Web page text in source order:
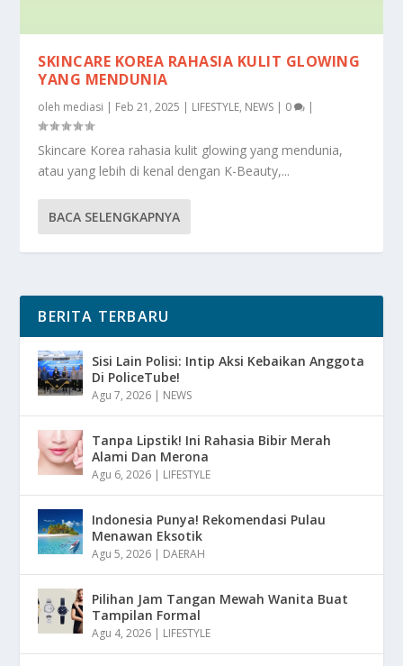
SKINCARE KOREA RAHASIA KULIT GLOWING
YANG MENDUNIA
oleh mediasi | Feb 21, 2025 | LIFESTYLE, NEWS | 0 |
Skincare Korea rahasia kulit glowing yang mendunia,
atau yang lebih di kenal dengan K-Beauty,...
BACA SELENGKAPNYA
BERITA TERBARU
Sisi Lain Polisi: Intip Aksi Kebaikan Anggota
Di PoliceTube!
Agu 7, 2026 | NEWS
Tanpa Lipstik! Ini Rahasia Bibir Merah
Alami Dan Merona
Agu 6, 2026 | LIFESTYLE
Indonesia Punya! Rekomendasi Pulau
Menawan Eksotik
Agu 5, 2026 | DAERAH
Pilihan Jam Tangan Mewah Wanita Buat
Tampilan Formal
Agu 4, 2026 | LIFESTYLE